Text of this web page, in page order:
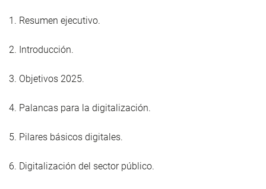
1. Resumen ejecutivo.
2. Introducción.
3. Objetivos 2025.
4. Palancas para la digitalización.
5. Pilares básicos digitales.
6. Digitalización del sector público.